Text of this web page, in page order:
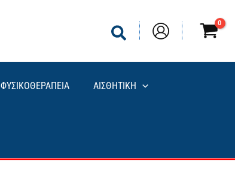
ΦΥΣΙΚΟΘΕΡΑΠΕΙΑ ΑΙΣΘΗΤΙΚΗ